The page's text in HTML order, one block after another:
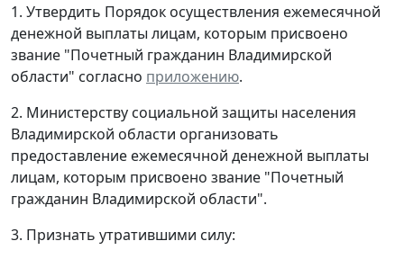
1. Утвердить Порядок осуществления ежемесячной
денежной выплаты лицам, которым присвоено
звание "Почетный гражданин Владимирской
области" согласно приложению.
2. Министерству социальной защиты населения
Владимирской области организовать
предоставление ежемесячной денежной выплаты
лицам, которым присвоено звание "Почетный
гражданин Владимирской области".
3. Признать утратившими силу: